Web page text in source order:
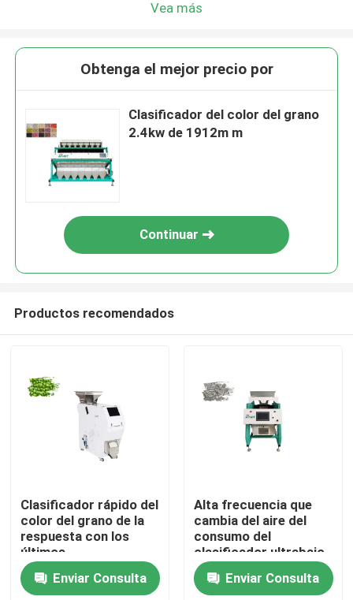
Sobre nosotros
Contactos
Vea más
Obtenga el mejor precio por
Clasificador del color del grano
2.4kw de 1912m m
Continuar
Productos recomendados
Clasificador rápido del
color del grano de la
respuesta con los
últimos
microprocesadores
de FPGAEnviar Consulta
Alta frecuencia que
cambia del aire del
consumo del
clasificador ultrabajo
del grano
Enviar Consulta